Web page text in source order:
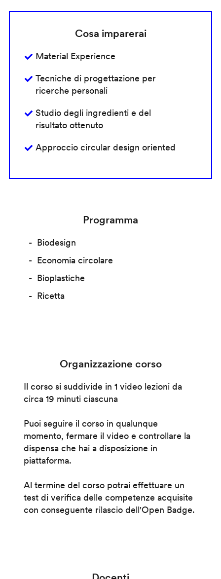
Cosa imparerai
Material Experience
Tecniche di progettazione per
ricerche personali
Studio degli ingredienti e del
risultato ottenuto
Approccio circular design oriented
Programma
Biodesign
Economia circolare
Bioplastiche
Ricetta
Organizzazione corso
Il corso si suddivide in 1 video lezioni da
circa 19 minuti ciascuna
Puoi seguire il corso in qualunque
momento, fermare il video e controllare la
dispensa che hai a disposizione in
piattaforma.
Al termine del corso potrai effettuare un
test di verifica delle competenze acquisite
con conseguente rilascio dell'Open Badge.